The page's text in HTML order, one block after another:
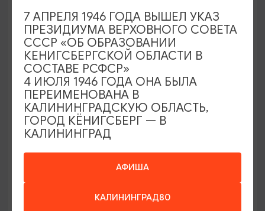
ОТ 500₽
АФИША
КАЛИНИНГРАД80
7 АПРЕЛЯ 1946 ГОДА ВЫШЕЛ УКАЗ
ПРЕЗИДИУМА ВЕРХОВНОГО СОВЕТА
СССР «ОБ ОБРАЗОВАНИИ
КЕНИГСБЕРГСКОЙ ОБЛАСТИ В
СОСТАВЕ РСФСР»
4 ИЮЛЯ 1946 ГОДА ОНА БЫЛА
ПЕРЕИМЕНОВАНА В
КАЛИНИНГРАДСКУЮ ОБЛАСТЬ,
ГОРОД КЁНИГСБЕРГ — В
КАЛИНИНГРАД